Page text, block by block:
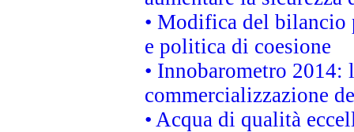
• Modifica del bilancio
e politica di coesione
• Innobarometro 2014:
commercializzazione
• Acqua di qualità